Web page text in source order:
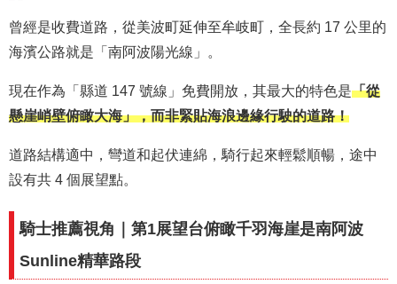
曾經是收費道路，從美波町延伸至牟岐町，全長約 17 公里的
海濱公路就是「南阿波陽光線」。
現在作為「縣道 147 號線」免費開放，其最大的特色是「從
懸崖峭壁俯瞰大海」，而非緊貼海浪邊緣行駛的道路！
道路結構適中，彎道和起伏連綿，騎行起來輕鬆順暢，途中
設有共 4 個展望點。
騎士推薦視角｜第1展望台俯瞰千羽海崖是南阿波
Sunline精華路段